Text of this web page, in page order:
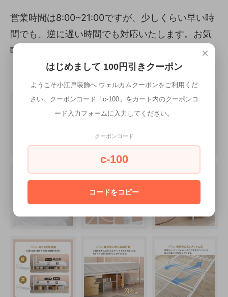
営業時間は8:00~21:00ですが、少しくらい早い時
間でも、逆に遅い時間でも対応いたします。お気
軽にお問い合わせください。
×
はじめまして 100円引きクーポン
ようこそ小江戸装飾へ ウェルカムクーポンをご利用くだ
さい。クーポンコード「c-100」をカート内のクーポンコ
ード入力フォームに入力してください。
クーポンコード
c-100
コードをコピー